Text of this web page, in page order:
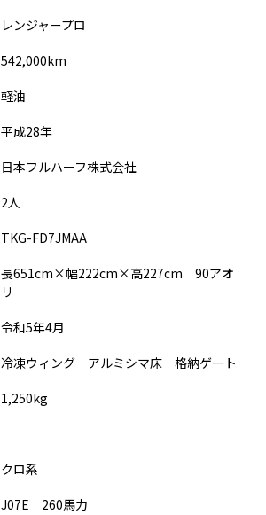
レンジャープロ
542,000km
軽油
平成28年
日本フルハーフ株式会社
2人
TKG-FD7JMAA
長651cm×幅222cm×高227cm 90アオ
リ
令和5年4月
冷凍ウィング アルミシマ床 格納ゲート
1,250kg
クロ系
J07E 260馬力